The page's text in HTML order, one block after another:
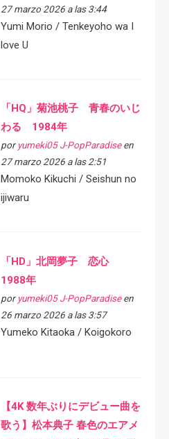
27 marzo 2026 a las 3:44
Yumi Morio / Tenkeyoho wa I
love U
「HQ」菊池桃子 青春のいじ
わる 1984年
por yumeki05 J-PopParadiseen
27 marzo 2026 a las 2:51
Momoko Kikuchi / Seishun no
ijiwaru
「HD」北岡夢子 恋心
1988年
por yumeki05 J-PopParadiseen
26 marzo 2026 a las 3:57
Yumeko Kitaoka / Koigokoro
【4K 数年ぶりにデビュー曲を
歌う】松本典子 春色のエアメ